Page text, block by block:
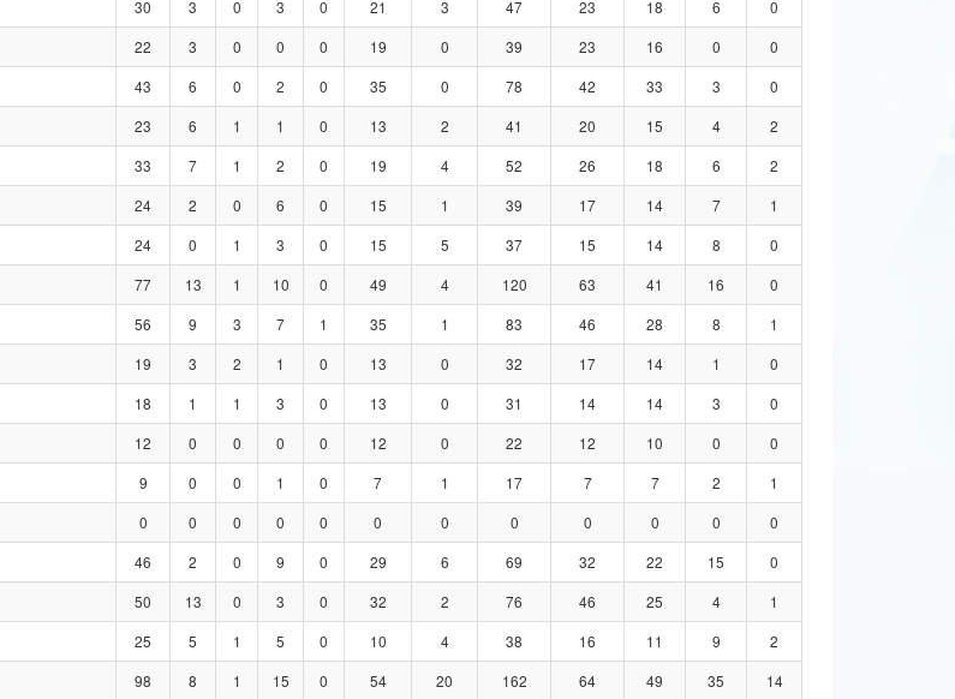
30 3 0 3 0 21 3 47 23 18 6
0
22 3 0 0 0 19 0 39 23 16 0
0
43 6 0 2 0 35 0 78 42 33 3
0
23 6 1 1 0 13 2 41 20 15 4
2
33 7 1 2 0 19 4 52 26 18 6
2
24 2 0 6 0 15 1 39 17 14 7
1
24 0 1 3 0 15 5 37 15 14 8
0
77 13 1 10 0 49 4 120 63 41 16
0
56 9 3 7 1 35 1 83 46 28 8
1
19 3 2 1 0 13 0 32 17 14 1
0
18 1 1 3 0 13 0 31 14 14 3
0
12 0 0 0 0 12 0 22 12 10 0
0
9 0 0 1 0 7 1 17 7 7 2
1
0 0 0 0 0 0 0 0 0 0 0
0
46 2 0 9 0 29 6 69 32 22 15
0
50 13 0 3 0 32 2 76 46 25 4
1
25 5 1 5 0 10 4 38 16 11 9
2
98 8 1 15 0 54 20 162 64 49 35
14